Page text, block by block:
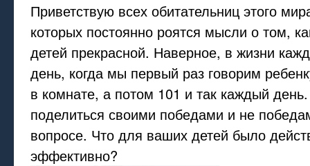
Приветствую всех обитательниц этого
которых постоянно роятся мысли о том,
детей прекрасной. Наверное, в жизни
день, когда мы первый раз говорим
в комнате, а потом 101 и так каждый
поделиться своими победами и не
вопросе. Что для ваших детей было
эффективно?